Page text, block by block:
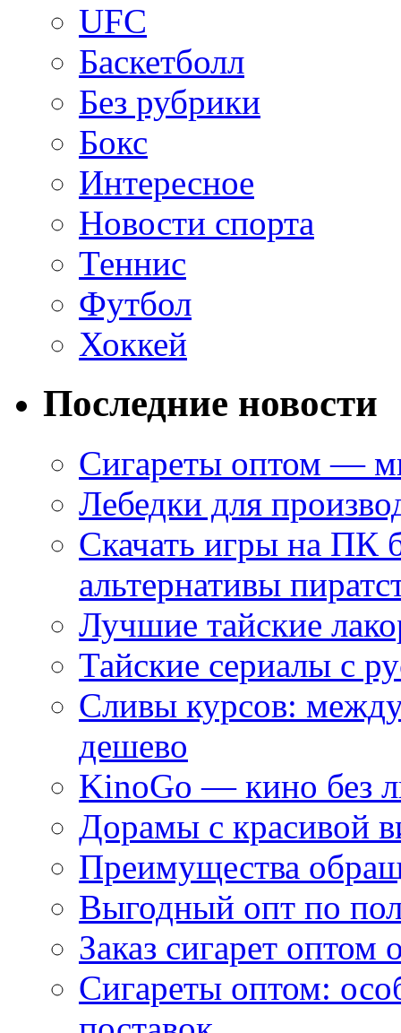
UFC
Баскетболл
Без рубрики
Бокс
Интересное
Новости спорта
Теннис
Футбол
Хоккей
Последние новости
Сигареты оптом —
Лебедки для
Скачать игры на ПК
альтернативы
Лучшие тайские
Тайские сериалы с
Сливы курсов:
дешево
KinoGo — кино без
Дорамы с красивой
Преимущества
Выгодный опт по
Заказ сигарет оптом
Сигареты оптом: